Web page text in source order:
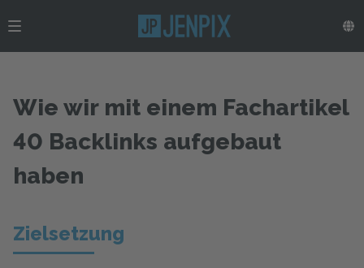
Wie wir mit einem Fachartikel
40 Backlinks aufgebaut
haben
Zielsetzung